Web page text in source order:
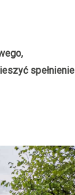
spełnienie